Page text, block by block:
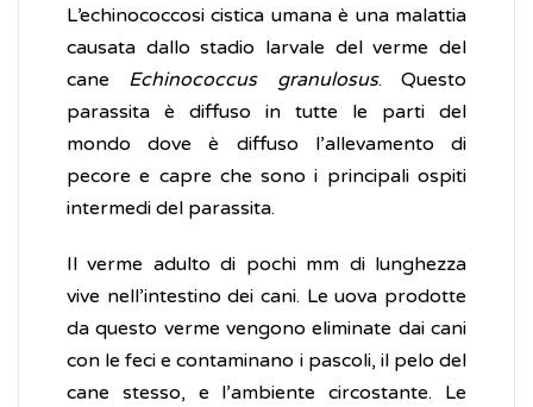
L’echinococcosi cistica umana è una malattia
causata dallo stadio larvale del verme del
cane Echinococcus granulosus. Questo
parassita è diffuso in tutte le parti del
mondo dove è diffuso l’allevamento di
pecore e capre che sono i principali ospiti
intermedi del parassita.
Il verme adulto di pochi mm di lunghezza
vive nell’intestino dei cani. Le uova prodotte
da questo verme vengono eliminate dai cani
con le feci e contaminano i pascoli, il pelo del
cane stesso, e l’ambiente circostante. Le